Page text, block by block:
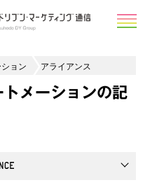
ョン アライアンス
メーションの記